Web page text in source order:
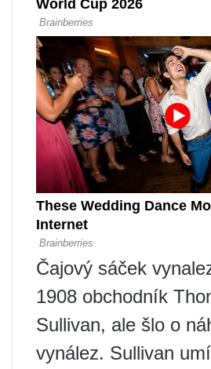
Čajový sáček
1908 obchodník
Sullivan, ale šlo o
vynález. Sullivan